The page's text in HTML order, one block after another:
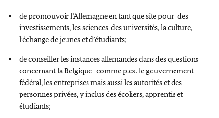
de promouvoir l’Allemagne en tant que site pour: des
investissements, les sciences, des universités, la culture,
l’échange de jeunes et d’étudiants;
de conseiller les instances allemandes dans des questions
concernant la Belgique -comme p.ex. le gouvernement
fédéral, les entreprises mais aussi les autorités et des
personnes privées, y inclus des écoliers, apprentis et
étudiants;